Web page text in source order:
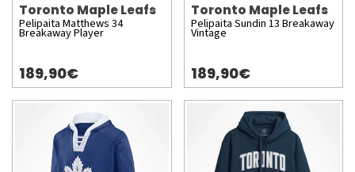
Toronto Maple Leafs
Pelipaita Matthews 34
Breakaway Player
189,90€
Toronto Maple Leafs
Pelipaita Sundin 13 Breakaway
Vintage
189,90€